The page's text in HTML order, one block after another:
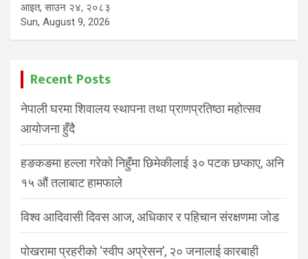
आइत, साउन २४, २०८३
Sun, August 9, 2026
Recent Posts
नेपाली घरमा शिवालय स्थापना तथा प्राणप्रतिष्ठा महोत्सव
आयोजना हुँदै
हङकङमा हल्ला गरेको निहुँमा छिमेकीलाई ३० पटक छप्काए, अनि
१५ औं तलाबाट हामफाले
विश्व आदिवासी दिवस आज, अधिकार र पहिचान संरक्षणमा जोड
पोखरामा प्रहरीको ‘स्वीप अप्रेसन’, २० जनालाई कारबाही